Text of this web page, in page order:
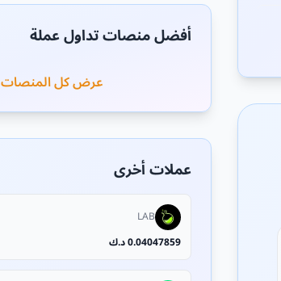
أفضل منصات تداول عملة
عرض كل المنصات
عملات أخرى
LAB
0.04047859 د.ك